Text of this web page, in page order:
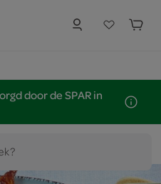
door de SPAR in